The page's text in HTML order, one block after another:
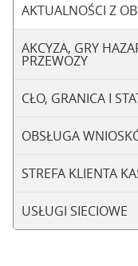
AKTUALNOŚCI Z
AKCYZA, GRY
PRZEWOZY
CŁO, GRANICA I
OBSŁUGA
STREFA KLIENTA
USŁUGI SIECIOWE